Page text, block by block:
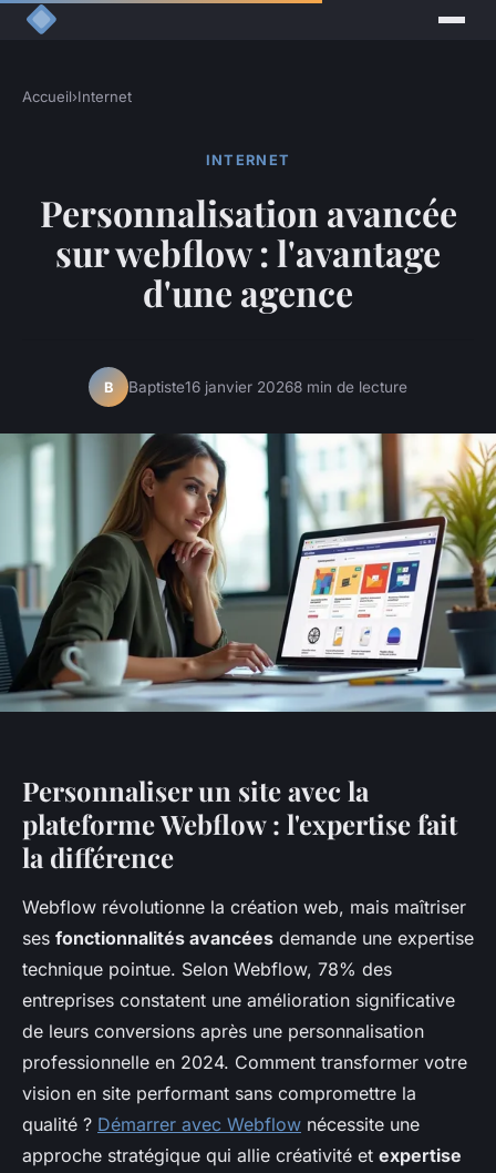
Accueil›Internet
INTERNET
Personnalisation avancée
sur webflow : l'avantage
d'une agence
B Baptiste16 janvier 20268 min de lecture
Personnaliser un site avec la
plateforme Webflow : l'expertise fait
la différence
Webflow révolutionne la création web, mais maîtriser
ses fonctionnalités avancées demande une expertise
technique pointue. Selon Webflow, 78% des
entreprises constatent une amélioration significative
de leurs conversions après une personnalisation
professionnelle en 2024. Comment transformer votre
vision en site performant sans compromettre la
qualité ? Démarrer avec Webflow nécessite une
approche stratégique qui allie créativité et expertise